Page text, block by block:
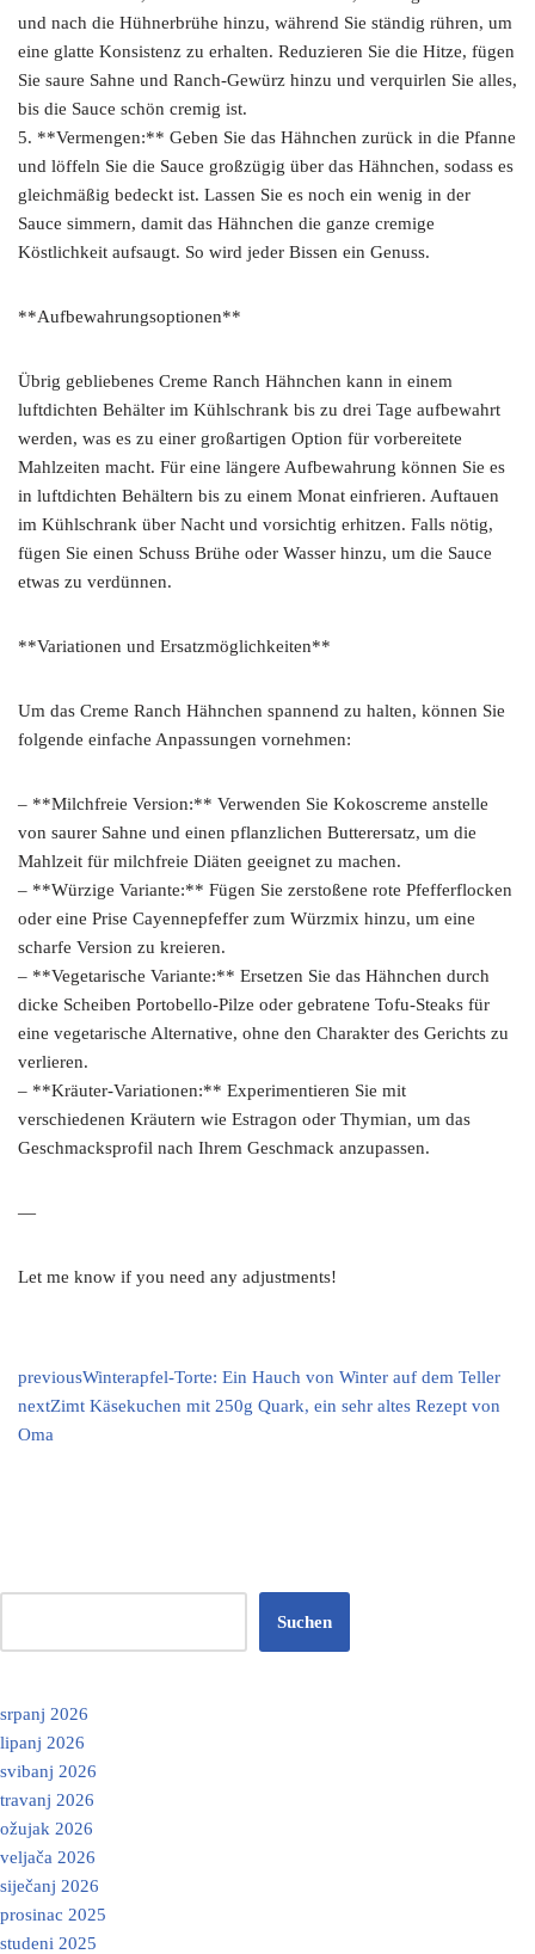
und nach die Hühnerbrühe hinzu, während Sie ständig rühren, um
eine glatte Konsistenz zu erhalten. Reduzieren Sie die Hitze, fügen
Sie saure Sahne und Ranch-Gewürz hinzu und verquirlen Sie alles,
bis die Sauce schön cremig ist.
5. **Vermengen:** Geben Sie das Hähnchen zurück in die Pfanne
und löffeln Sie die Sauce großzügig über das Hähnchen, sodass es
gleichmäßig bedeckt ist. Lassen Sie es noch ein wenig in der
Sauce simmern, damit das Hähnchen die ganze cremige
Köstlichkeit aufsaugt. So wird jeder Bissen ein Genuss.
**Aufbewahrungsoptionen**
Übrig gebliebenes Creme Ranch Hähnchen kann in einem
luftdichten Behälter im Kühlschrank bis zu drei Tage aufbewahrt
werden, was es zu einer großartigen Option für vorbereitete
Mahlzeiten macht. Für eine längere Aufbewahrung können Sie es
in luftdichten Behältern bis zu einem Monat einfrieren. Auftauen
im Kühlschrank über Nacht und vorsichtig erhitzen. Falls nötig,
fügen Sie einen Schuss Brühe oder Wasser hinzu, um die Sauce
etwas zu verdünnen.
**Variationen und Ersatzmöglichkeiten**
Um das Creme Ranch Hähnchen spannend zu halten, können Sie
folgende einfache Anpassungen vornehmen:
– **Milchfreie Version:** Verwenden Sie Kokoscreme anstelle
von saurer Sahne und einen pflanzlichen Butterersatz, um die
Mahlzeit für milchfreie Diäten geeignet zu machen.
– **Würzige Variante:** Fügen Sie zerstoßene rote Pfefferflocken
oder eine Prise Cayennepfeffer zum Würzmix hinzu, um eine
scharfe Version zu kreieren.
– **Vegetarische Variante:** Ersetzen Sie das Hähnchen durch
dicke Scheiben Portobello-Pilze oder gebratene Tofu-Steaks für
eine vegetarische Alternative, ohne den Charakter des Gerichts zu
verlieren.
– **Kräuter-Variationen:** Experimentieren Sie mit
verschiedenen Kräutern wie Estragon oder Thymian, um das
Geschmacksprofil nach Ihrem Geschmack anzupassen.
—
Let me know if you need any adjustments!
previousWinterapfel-Torte: Ein Hauch von Winter auf dem Teller
nextZimt Käsekuchen mit 250g Quark, ein sehr altes Rezept von
Oma
Suchen
srpanj 2026
lipanj 2026
svibanj 2026
travanj 2026
ožujak 2026
veljača 2026
siječanj 2026
prosinac 2025
studeni 2025